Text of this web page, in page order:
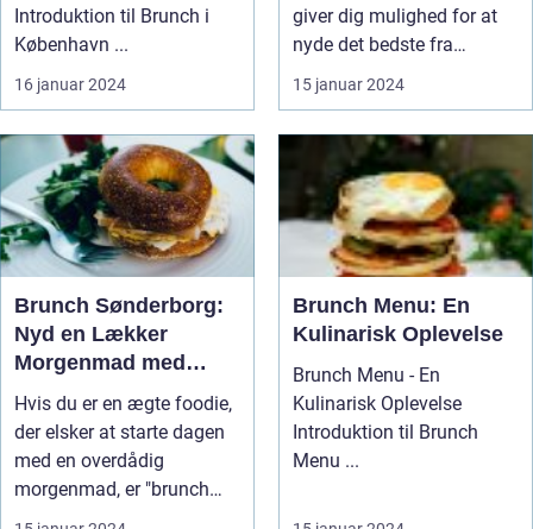
Introduktion til Brunch i
København ...
16 januar 2024
giver dig mulighed for at
nyde det bedste fra
begge...
15 januar 2024
Brunch Sønderborg:
Nyd en Lækker
Morgenmad med
Historisk Baggrund
Hvis du er en ægte foodie,
der elsker at starte dagen
med en overdådig
morgenmad, er "brunch
Sønderb...
Brunch Menu: En
Kulinarisk Oplevelse
Brunch Menu - En
Kulinarisk Oplevelse
Introduktion til Brunch
Menu ...